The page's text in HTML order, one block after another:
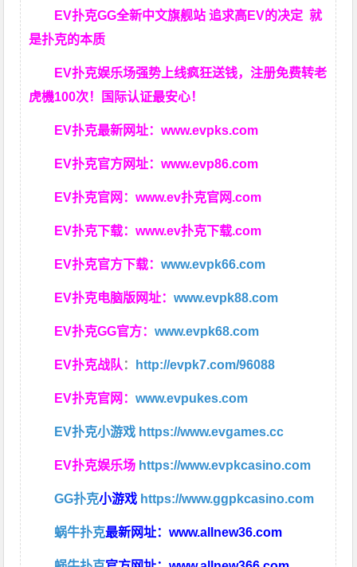
EV扑克GG全新中文旗舰站 追求高EV的决定就
是扑克的本质
EV扑克娱乐场强势上线疯狂送钱，注册免费转老
虎機100次！国际认证最安心！
EV扑克最新网址：www.evpks.com
EV扑克官方网址：www.evp86.com
EV扑克官网：www.ev扑克官网.com
EV扑克下载：www.ev扑克下载.com
EV扑克官方下载：www.evpk66.com
EV扑克电脑版网址：www.evpk88.com
EV扑克GG官方：www.evpk68.com
EV扑克战队 ： http://evpk7.com/96088
EV扑克官网：www.evpukes.com
EV扑克小游戏 https://www.evgames.cc
EV扑克娱乐场 https://www.evpkcasino.com
GG扑克小游戏 https://www.ggpkcasino.com
蜗牛扑克最新网址：www.allnew36.com